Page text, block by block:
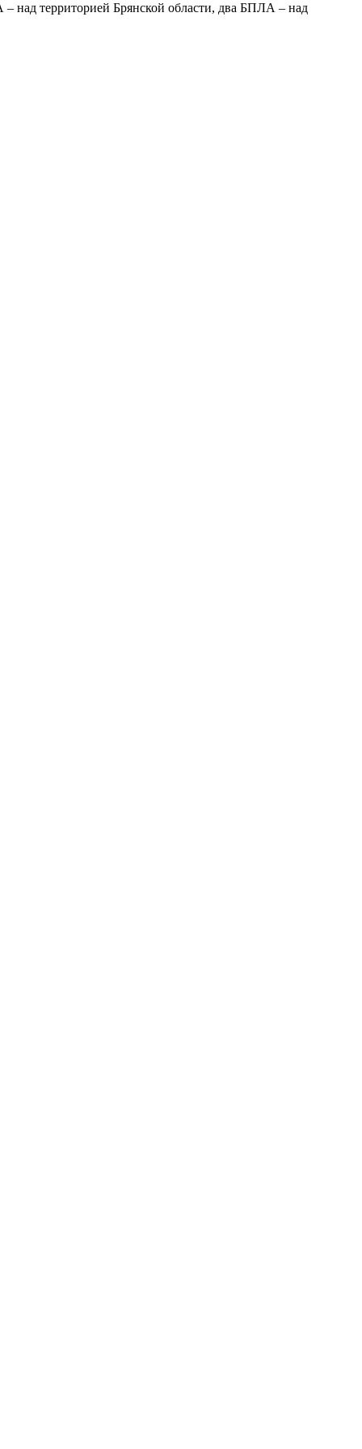
над территорией Брянской области, два БПЛА – над